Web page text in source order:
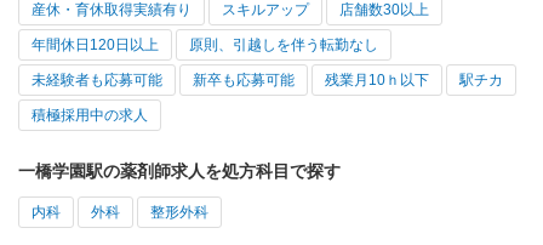
産休・育休取得実績有り スキルアップ 店舗数30以上
年間休日120日以上 原則、引越しを伴う転勤なし
未経験者も応募可能 新卒も応募可能 残業月10ｈ以下 駅チカ
積極採用中の求人
一橋学園駅の薬剤師求人を処方科目で探す
内科 外科 整形外科